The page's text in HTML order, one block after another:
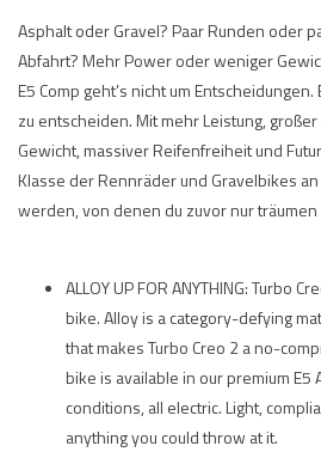
Asphalt oder Gravel? Paar Runden oder
Abfahrt? Mehr Power oder weniger
E5 Comp geht’s nicht um
zu entscheiden. Mit mehr Leistung,
Gewicht, massiver Reifenfreiheit und
Klasse der Rennräder und Gravelbikes
werden, von denen du zuvor nur
ALLOY UP FOR ANYTHING: Turbo
bike. Alloy is a category-defying
that makes Turbo Creo 2 a no-
bike is available in our premium E5
conditions, all electric. Light,
anything you could throw at it.